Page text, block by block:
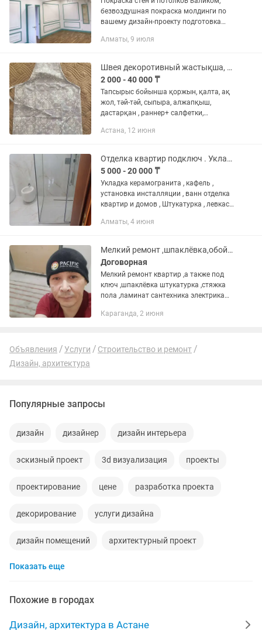
безвоздушная покраска молдинги по
вашему дизайн-проекту подготовка
декоротивные покрытия Леонардо,
травентин
Алматы, 9 июля
Швея декоротивный жастықша, штор, тюль тігемін
2 000 - 40 000 ₸
Тапсырыс бойынша қоржын, қалта, ақ
жол, тәй-тәй, сыпыра, алжапқыш,
дастарқан , раннер+ салфетки,
тігемін,
Астана, 12 июня
Отделка квартир подключ . Укладка керамогранита и кафеля . Отделка бань .
5 000 - 20 000 ₸
Укладка керамогранита , кафель ,
установка инсталляции , ванн отделка
квартир и домов , Штукатурка , левкас ,
декоротивной штукатурки , установка
Алматы, 4 июня
Мелкий ремонт ,шпаклёвка,обой,ламинат.сантехника ,и т д.
Договорная
Мелкий ремонт квартир ,а также под
ключ ,шпаклёвка штукатурка ,стяжка
пола ,ламинат сантехника электрика
покраска
Караганда, 2 июня
Объявления Услуги
Строительство и ремонт
Дизайн, архитектура
Популярные запросы
дизайн дизайнер дизайн интерьера
эскизный проект 3d визуализация проекты
проектирование цене разработка проекта
декорирование услуги дизайна
дизайн помещений архитектурный проект
художественная роспись стен
дома карнизы гардины ресторан
Показать еще
Похожие в городах
Дизайн, архитектура в Астане